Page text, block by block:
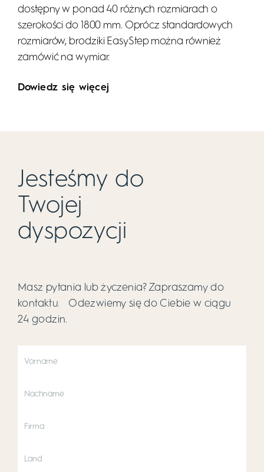
dostępny w ponad 40 różnych rozmiarach o
szerokości do 1800 mm. Oprócz standardowych
rozmiarów, brodziki EasyStep można również
zamówić na wymiar.
Dowiedz się więcej
Jesteśmy do
Twojej
dyspozycji
Masz pytania lub życzenia? Zapraszamy do
kontaktu. Odezwiemy się do Ciebie w ciągu
24 godzin.